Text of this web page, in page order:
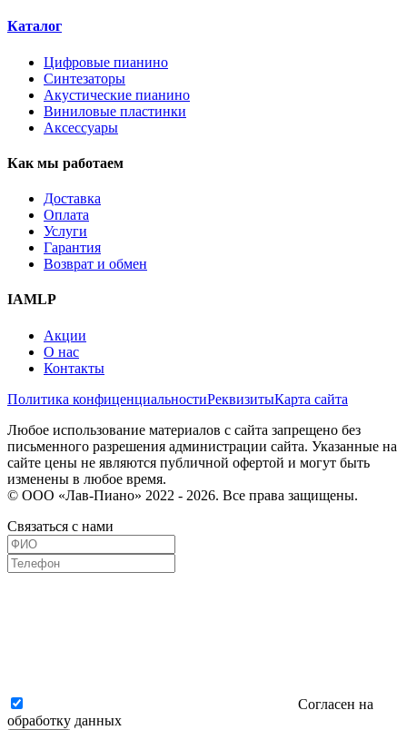
Каталог
Цифровые пианино
Синтезаторы
Акустические пианино
Виниловые пластинки
Аксессуары
Как мы работаем
Доставка
Оплата
Услуги
Гарантия
Возврат и обмен
IAMLP
Акции
О нас
Контакты
Политика конфиценциальностиРеквизитыКарта сайта
Любое использование материалов с сайта запрещено без
письменного разрешения администрации сайта. Указанные на
сайте цены не являются публичной офертой и могут быть
изменены в любое время.
© ООО «Лав-Пиано» 2022 - 2026. Все права защищены.
Связаться с нами
Согласен на
обработку данных